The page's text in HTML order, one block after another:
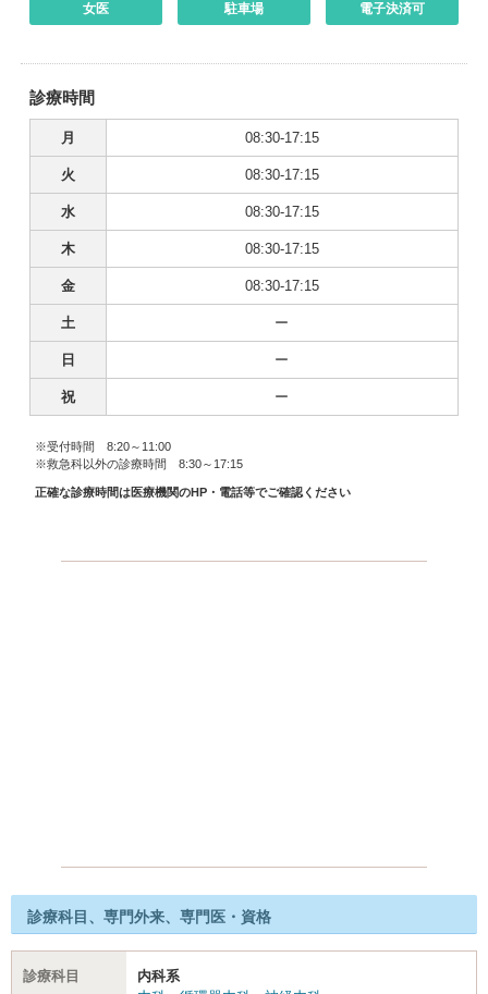
女医 駐車場 電子決済可
診療時間
月 08:30-17:15
火 08:30-17:15
水 08:30-17:15
木 08:30-17:15
金 08:30-17:15
土 ー
日 ー
祝 ー
※受付時間 8:20～11:00
※救急科以外の診療時間 8:30～17:15
正確な診療時間は医療機関のHP・電話等でご確認ください
診療科目、専門外来、専門医・資格
診療科目
内科系